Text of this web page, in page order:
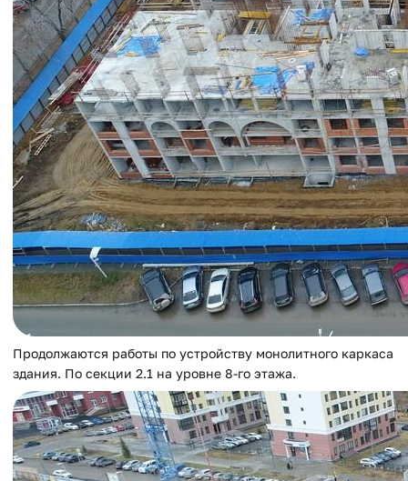
Продолжаются работы по устройству монолитного каркаса
здания. По секции 2.1 на уровне 8-го этажа.